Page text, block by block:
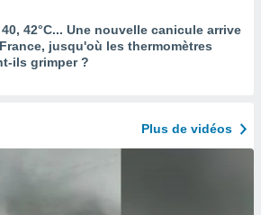
40, 42°C... Une nouvelle canicule arrive
jusqu'où les thermomètres
ils grimper ?
Plus de vidéos